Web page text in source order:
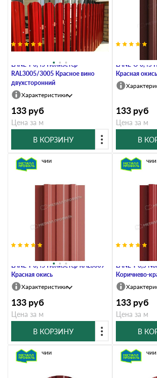
LАNE-T 0,45 Полиэстер
RAL3005/3005 Красное вино
двухсторонний
Характеристики
133 руб
Цена за м
В КОРЗИНУ
LАNE-O 0,45
Красная окись
133 руб
Цена за м
В
LАNE-T 0,45 Полиэстер RAL3009
Красная окись
В наличии
Характеристики
133 руб
Цена за м
В КОРЗИНУ
LАNE-T 0,5
Коричнево-
В наличии
133 руб
Цена за м
В
В наличии В наличии